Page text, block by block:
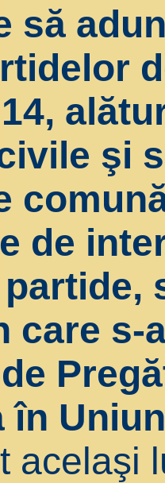
să
şi
de
care s-
în
acelaşi